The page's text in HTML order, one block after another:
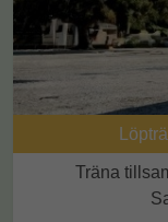
Träna